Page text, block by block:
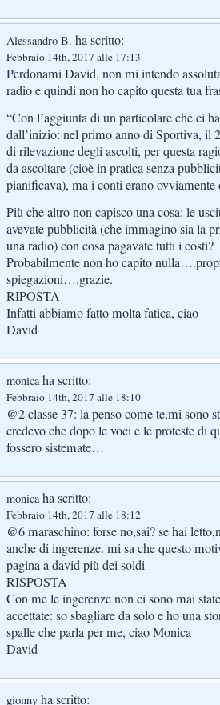
Alessandro B. ha scritto:
Febbraio 14th, 2017 alle 17:13
Perdonami David, non mi intendo
radio e quindi non ho capito questa tua
“Con l’aggiunta di un particolare che ci
dall’inizio: nel primo anno di Sportiva, il
di rilevazione degli ascolti, per questa
da ascoltare (cioè in pratica senza
pianificava), ma i conti erano
Più che altro non capisco una cosa: le
avevate pubblicità (che immagino sia la
una radio) con cosa pagavate tutti i costi?
Probabilmente non ho capito
spiegazioni….grazie.
RIPOSTA
Infatti abbiamo fatto molta fatica, ciao
David
monicaha scritto:
Febbraio 14th, 2017 alle 18:10
@2 classe 37: la penso come te,mi sono
credevo che dopo le voci e le proteste di
fossero sistemate…
monicaha scritto:
Febbraio 14th, 2017 alle 18:12
@6 maraschino: forse no,sai? se hai
anche di ingerenze. mi sa che questo
pagina a david più dei soldi
RISPOSTA
Con me le ingerenze non ci sono mai
accettate: so sbagliare da solo e ho una
spalle che parla per me, ciao Monica
David
gionny ha scritto: